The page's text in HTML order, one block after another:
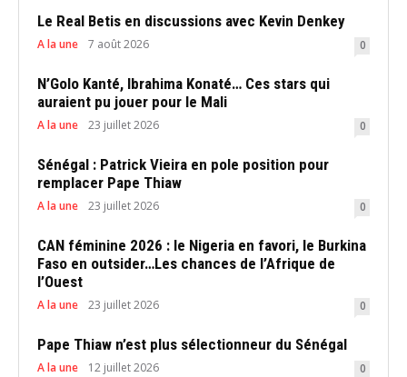
Le Real Betis en discussions avec Kevin Denkey
A la une 7 août 2026 0
N’Golo Kanté, Ibrahima Konaté… Ces stars qui
auraient pu jouer pour le Mali
A la une 23 juillet 2026 0
Sénégal : Patrick Vieira en pole position pour
remplacer Pape Thiaw
A la une 23 juillet 2026 0
CAN féminine 2026 : le Nigeria en favori, le Burkina
Faso en outsider…Les chances de l’Afrique de
l’Ouest
A la une 23 juillet 2026 0
Pape Thiaw n’est plus sélectionneur du Sénégal
A la une 12 juillet 2026 0